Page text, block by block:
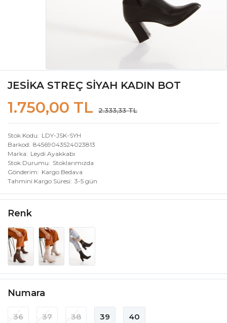
JESİKA STREÇ SİYAH KADIN BOT
1.750,00 TL 2.333,33 TL
Stok Kodu
LDY-JSK-SYH
Barkod 84569043524023813
Marka
Leydi Ayakkabı
Stok Durumu
Stoklarımızda
Gönderim
Kargo Bedava
Tahmini Kargo Süresi 3-5 gün
Renk
Numara
36 37 38 39 40